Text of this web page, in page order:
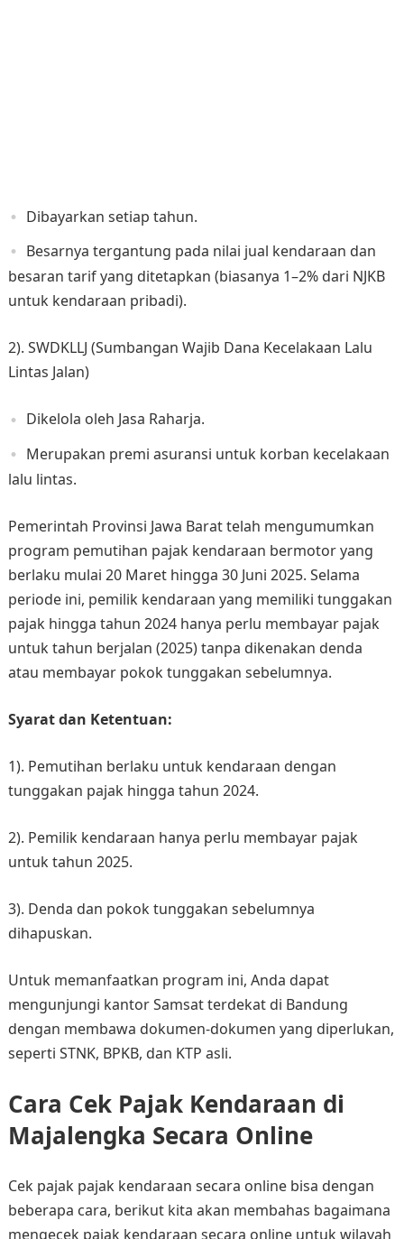
Dibayarkan setiap tahun.
Besarnya tergantung pada nilai jual kendaraan dan
besaran tarif yang ditetapkan (biasanya 1–2% dari NJKB
untuk kendaraan pribadi).
2). SWDKLLJ (Sumbangan Wajib Dana Kecelakaan Lalu
Lintas Jalan)
Dikelola oleh Jasa Raharja.
Merupakan premi asuransi untuk korban kecelakaan
lalu lintas.
Pemerintah Provinsi Jawa Barat telah mengumumkan
program pemutihan pajak kendaraan bermotor yang
berlaku mulai 20 Maret hingga 30 Juni 2025. Selama
periode ini, pemilik kendaraan yang memiliki tunggakan
pajak hingga tahun 2024 hanya perlu membayar pajak
untuk tahun berjalan (2025) tanpa dikenakan denda
atau membayar pokok tunggakan sebelumnya. ​
Syarat dan Ketentuan:
1). Pemutihan berlaku untuk kendaraan dengan
tunggakan pajak hingga tahun 2024.​
2). Pemilik kendaraan hanya perlu membayar pajak
untuk tahun 2025.​
3). Denda dan pokok tunggakan sebelumnya
dihapuskan.​
Untuk memanfaatkan program ini, Anda dapat
mengunjungi kantor Samsat terdekat di Bandung
dengan membawa dokumen-dokumen yang diperlukan,
seperti STNK, BPKB, dan KTP asli.
Cara Cek Pajak Kendaraan di
Majalengka Secara Online
Cek pajak pajak kendaraan secara online bisa dengan
beberapa cara, berikut kita akan membahas bagaimana
mengecek pajak kendaraan secara online untuk wilayah